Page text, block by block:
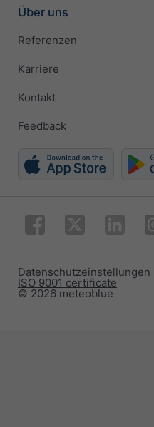
Über uns
Referenzen
Karriere
Kontakt
Feedback
© 2026 meteoblue
ISO 9001 certificate
Datenschutzeinstellungen